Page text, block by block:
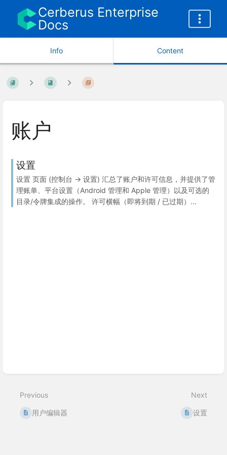
Cerberus Enterprise
Docs
Info Content
账户
设置
设置 页面 (控制台 → 设置) 汇总了账户和许可信息，并提供了管
理账单、平台设置（Android 管理和 Apple 管理）以及可选的
目录/令牌集成的操作。 许可横幅（即将到期 / 已过期）...
Previous
用户编辑器
Next
设置